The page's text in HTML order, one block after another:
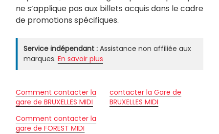
ne s’applique pas aux billets acquis dans le cadre
de promotions spécifiques.
Service indépendant : Assistance non affiliée aux
marques. En savoir plus
Comment contacter la
gare de BRUXELLES MIDI
contacter la Gare de
BRUXELLES MIDI
Comment contacter la
gare de FOREST MIDI